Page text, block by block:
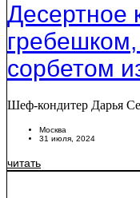
Десертное
сорбетом
Шеф-кондитер Дарья
Москва
31 июля, 2024
читать